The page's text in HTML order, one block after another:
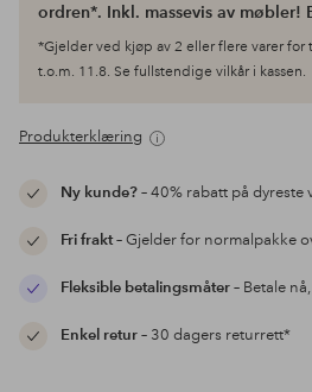
ordren*. Inkl. massevis av møbler!
*Gjelder ved kjøp av 2 eller flere varer for
t.o.m. 11.8. Se fullstendige vilkår i kassen.
Produkterklæring
Ny kunde?– 40% rabatt på dyreste
Fri frakt– Gjelder for normalpakke
Fleksible betalingsmåter– Betale
Enkel retur– 30 dagers returrett*